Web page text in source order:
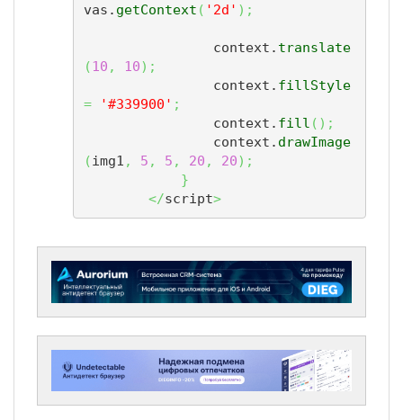
vas. getContext ( '2d' ) ;
                context.
translate
(10 , 10) ;
                context.
fillStyle
=
'#339900' ;
                context.
fill ( ) ;
                context.
drawImage
(img1 , 5 , 5 , 20 , 20) ;
}
</script>